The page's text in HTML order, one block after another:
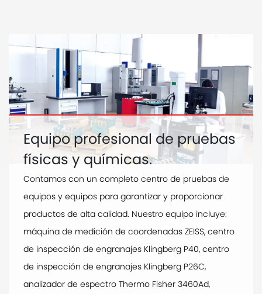
Equipo profesional de pruebas
físicas y químicas.
Contamos con un completo centro de pruebas de
equipos y equipos para garantizar y proporcionar
productos de alta calidad. Nuestro equipo incluye:
máquina de medición de coordenadas ZEISS, centro
de inspección de engranajes Klingberg P40, centro
de inspección de engranajes Klingberg P26C,
analizador de espectro Thermo Fisher 3460Ad,